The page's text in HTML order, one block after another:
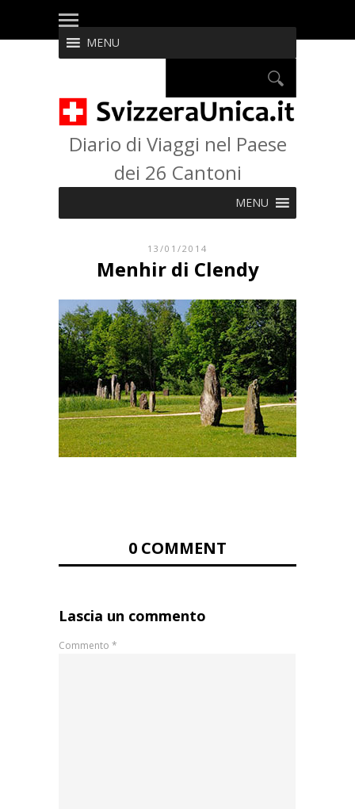
MENU
Diario di Viaggi nel Paese
dei 26 Cantoni
MENU
13/01/2014
Menhir di Clendy
0 COMMENT
Lascia un commento
Commento *